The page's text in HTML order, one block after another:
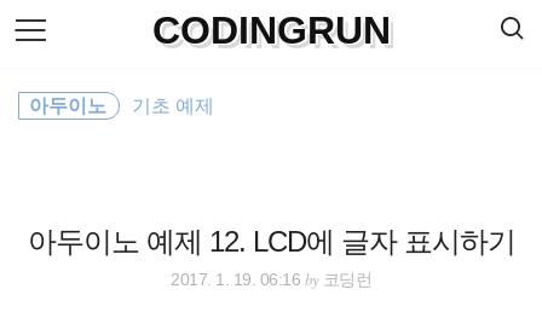
본
문
로
CODINGRUN
아두이노 예제 12. LCD에 글자 표시하기
아두이노 기초 예제
2017. 1. 19. 06:16 by코딩런
색